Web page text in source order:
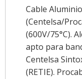
Cable
(Centelsa/
(600V/75°C).
apto para
Centelsa
(RETIE).